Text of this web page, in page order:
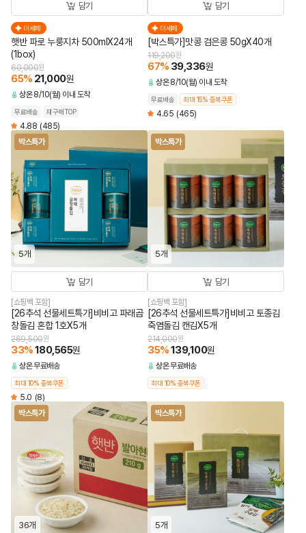
담기
더세페
햇반 파로 누룽지차 500mlX24개
(1box)
60,000원
65% 21,000원
상온 8/10(월) 이내 도착
무료배송 재구매TOP
4.88 (485)
담기
더세페
[박스특가]맛콩 검은콩 50gX40개
119,200원
67% 39,336원
상온 8/10(월) 이내 도착
무료배송 최대 15% 중복쿠폰
4.65 (465)
박스특가
5개
담기
[쇼핑백 포함]
[26추석 선물세트특가]비비고 파래곱
창돌김 혼합 1호X5개
269,500원
33%180,565원
상온무료배송
최대 10% 중복쿠폰
5.0 (8)
박스특가
5개
담기
[쇼핑백 포함]
[26추석 선물세트특가]비비고 토종김
죽염돌김 캔김X5개
214,000원
35%139,100원
상온무료배송
최대 10% 중복쿠폰
박스특가
36개
박스특가
5개